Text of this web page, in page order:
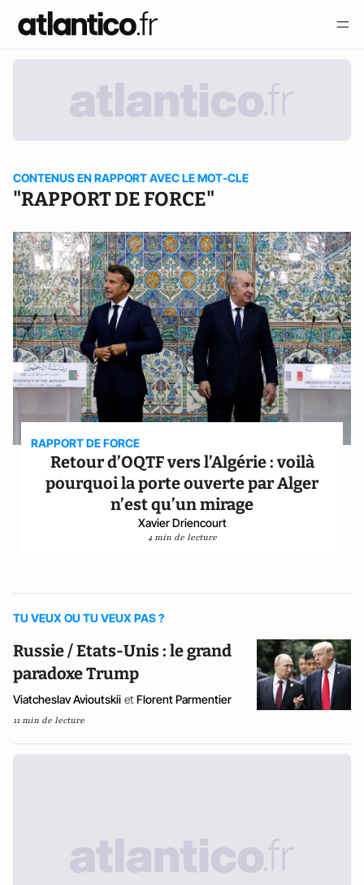
CONTENUS EN RAPPORT AVEC LE MOT-CLE
"RAPPORT DE FORCE"
RAPPORT DE FORCE
Retour d’OQTF vers l’Algérie : voilà
pourquoi la porte ouverte par Alger
n’est qu’un mirage
Xavier Driencourt
4 min de lecture
TU VEUX OU TU VEUX PAS ?
Russie / Etats-Unis : le grand
paradoxe Trump
Viatcheslav Avioutskii et Florent Parmentier
11 min de lecture